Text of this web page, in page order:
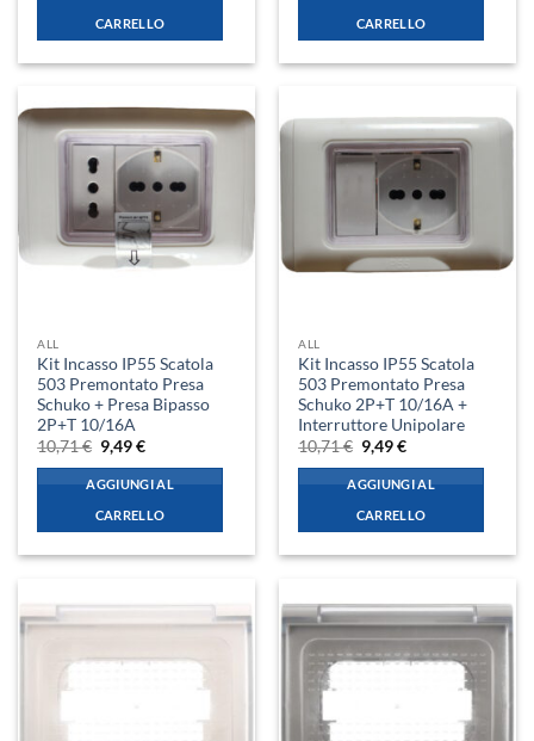
14,88 €.13,18 €.
CARRELLO
14,88 €.13,18 €.
CARRELLO
ALL
Kit Incasso IP55 Scatola
503 Premontato Presa
Schuko + Presa Bipasso
2P+T 10/16A
10,71€ Il
prezzo
originale
era:
10,71 €.
9,49€Il
attuale
è:
9,49 €.
AGGIUNGI AL
CARRELLO
ALL
Kit Incasso IP55 Scatola
503 Premontato Presa
Schuko 2P+T 10/16A +
Interruttore Unipolare
10,71€ Il
prezzo
originale
era:
10,71 €.
9,49€Il
attuale
è:
9,49 €.
AGGIUNGI AL
CARRELLO